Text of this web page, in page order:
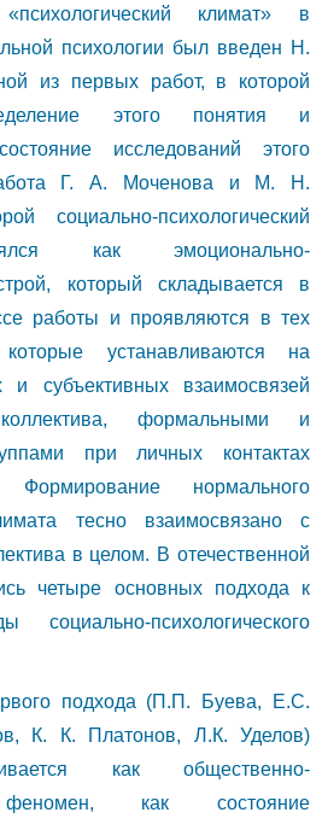
климат» в
психологии был введен Н.
из первых работ, в которой
этого понятия и
исследований этого
Г. А. Моченова и М. Н.
социально-психологический
как эмоционально-
который складывается в
работы и проявляются в тех
которые устанавливаются на
и субъективных взаимосвязей
формальными и
при личных контактах
нормального
тесно взаимосвязано с
в целом. В отечественной
четыре основных подхода к
психологического
подхода (П.П. Буева, Е.С.
К. К. Платонов, Л.К. Уделов)
как общественно-
феномен, как состояние